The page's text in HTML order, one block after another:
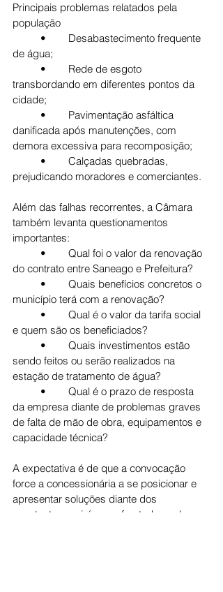
Principais problemas relatados pela
população
de água;
transbordando em diferentes pontos da
cidade;
danificada após manutenções, com
demora excessiva para recomposição;
prejudicando moradores e comerciantes.
Além das falhas recorrentes, a Câmara
também levanta questionamentos
importantes:
do contrato entre Saneago e Prefeitura?
município terá com a renovação?
e quem são os beneficiados?
sendo feitos ou serão realizados na
estação de tratamento de água?
da empresa diante de problemas graves
de falta de mão de obra, equipamentos e
capacidade técnica?
A expectativa é de que a convocação
force a concessionária a se posicionar e
apresentar soluções diante dos
constantes prejuízos enfrentados pela